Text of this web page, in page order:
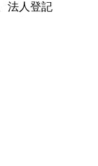
法人登記